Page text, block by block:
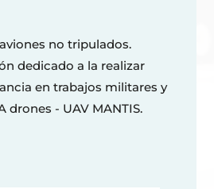
no tripulados.
dedicado a la realizar
en trabajos militares y
drones - UAV MANTIS.